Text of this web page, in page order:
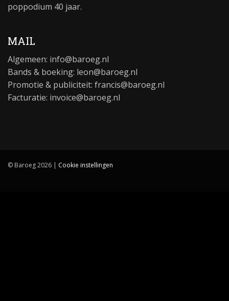
poppodium 40 jaar.
MAIL
Algemeen: info@baroeg.nl
Bands & boeking: leon@baroeg.nl
Promotie & publiciteit: francis@baroeg.nl
Facturatie: invoice@baroeg.nl
© Baroeg 2026 | Cookie instellingen